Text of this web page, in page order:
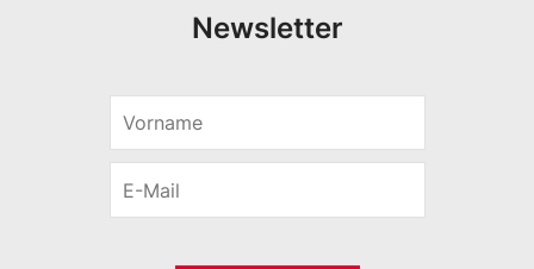
Newsletter
r
m
M